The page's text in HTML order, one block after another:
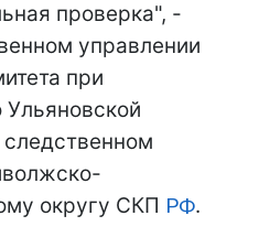
проверка", -
управлении
при
Ульяновской
округу СКП РФ.